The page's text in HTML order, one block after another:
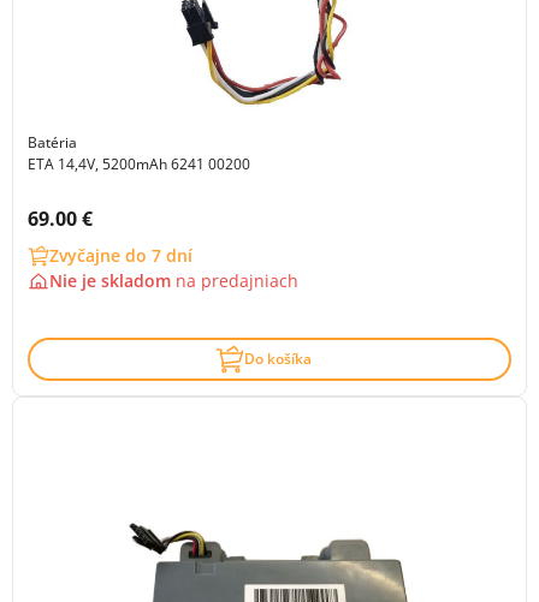
Batéria
ETA 14,4V, 5200mAh 6241 00200
Cena s DPH:
69.00 €
Zvyčajne do 7 dní
Nie je skladom na predajniach
Do košíka